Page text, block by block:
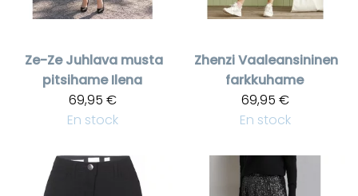
Ze-Ze Juhlava musta
pitsihame Ilena
69,95 €
En stock
ZhenziVaaleansininen
farkkuhame
69,95 €
En stock